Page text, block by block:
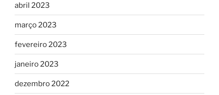
abril 2023
março 2023
fevereiro 2023
janeiro 2023
dezembro 2022